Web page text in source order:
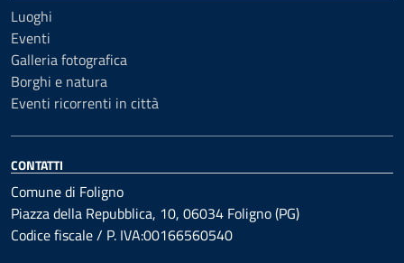
Luoghi
Eventi
Galleria fotografica
Borghi e natura
Eventi ricorrenti in città
CONTATTI
Comune di Foligno
Piazza della Repubblica, 10, 06034 Foligno (PG)
Codice fiscale / P. IVA:00166560540